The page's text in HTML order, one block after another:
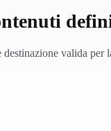
destinazione valida